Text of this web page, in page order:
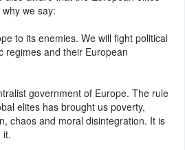
we say:
to its enemies. We will fight political
regimes and their European
government of Europe. The rule
elites has brought us poverty,
chaos and moral disintegration. It is
it.